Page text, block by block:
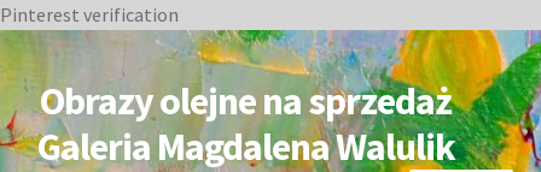
Pinterest verification
do
nawigacji
do
treści
Obrazy olejne na sprzedaż
Galeria Magdalena Walulik